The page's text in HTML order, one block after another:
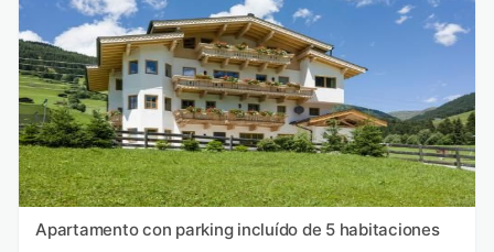
Apartamento con parking incluído de 5 habitaciones